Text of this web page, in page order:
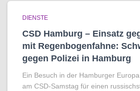
DIENSTE
CSD Hamburg – Einsatz
mit Regenbogen­fahne:
gegen Polizei in Hamburg
Ein Besuch in der Hamburger
am CSD-Samstag für einen